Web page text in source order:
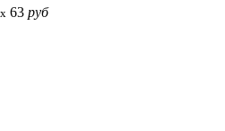
x 63 руб